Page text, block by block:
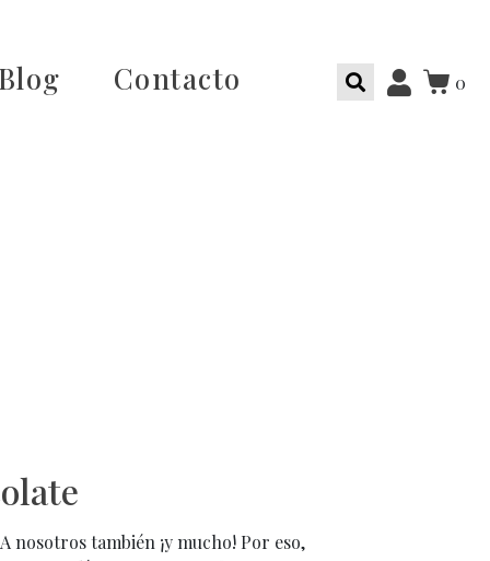
Contacto 0
nosotros también ¡y mucho! Por eso,